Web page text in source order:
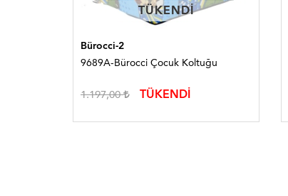
TÜKENDI
TÜKENDI
Bürocci-2
9689A-Bürocci Çocuk Koltuğu
1.197,00 TÜKENDİ